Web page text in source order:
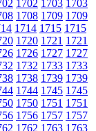
1702 1703 1703
1708 1709 1709
1714 1715 1715
1720 1721 1721
1726 1727 1727
1732 1733 1733
1738 1739 1739
1744 1745 1745
1750 1751 1751
1756 1757 1757
1762 1763 1763